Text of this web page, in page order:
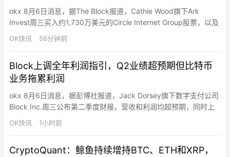
okx 8月6日消息，据The Block报道，Cathie Wood旗下Ark
Invest周三买入约1,730万美元的Circle Internet Group股票，以及
约1,970万美元的SpaceX股票。Circle股价当日微涨0.05%至
63.28美元，SpaceX大跌13.61%至108.27美元。
OK快讯 56分钟前
Block上调全年利润指引，Q2业绩超预期但比特币
业务拖累利润
okx 8月6日消息，据彭博社报道，Jack Dorsey旗下数字支付公司
Block Inc.周三公布第二季度财报，营收和利润均超预期，同时上
调全年利润指引。公司预计2026年毛利润125亿美元、调整后营业
收入35亿美元、调整后稀释每股收益4.02美元，各项指标均高于此
工程师代码修改量增…
OK快讯 1小时前
CryptoQuant：鲸鱼持续增持BTC、ETH和XRP，